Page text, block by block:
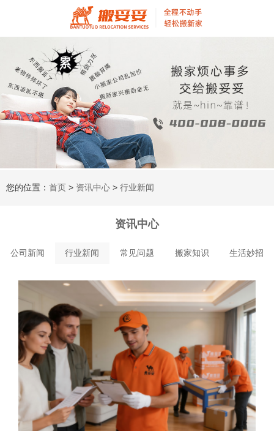
您的位置： 首页 > 资讯中心 > 行业新闻
资讯中心
公司新闻 行业新闻 常见问题 搬家知识 生活妙招